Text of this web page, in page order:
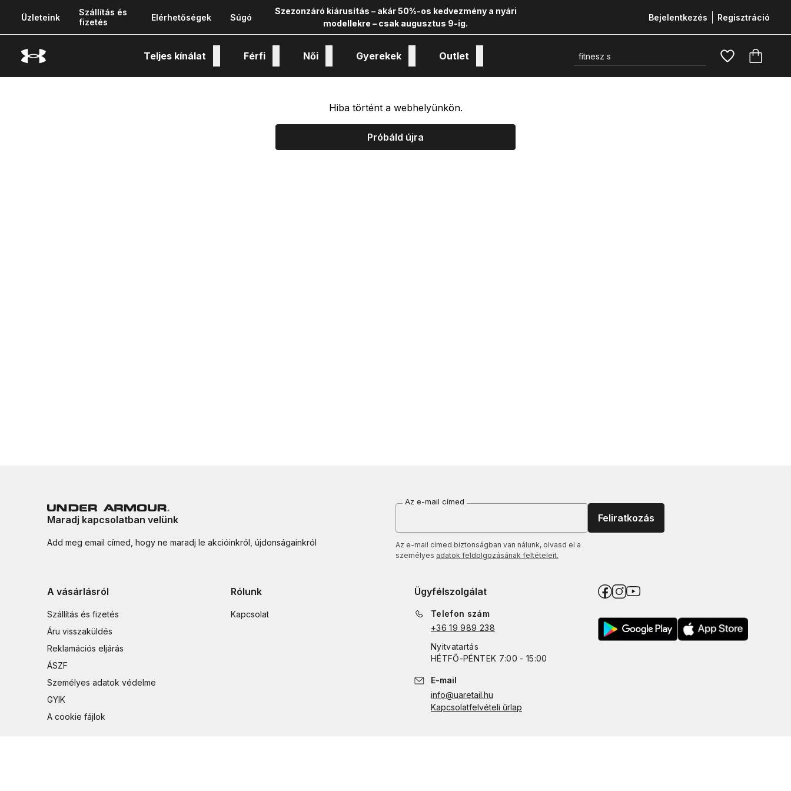
Üzleteink
Szállítás és
fizetés
Elérhetőségek Súgó
Szezonzáró kiárusítás – akár 50%-os kedvezmény a nyári
modellekre – csak augusztus 9-ig.
Bejelentkezés Regisztráció
Teljes kínálat Férfi Női Gyerekek Outlet
Hiba történt a webhelyünkön.
Próbáld újra
Maradj kapcsolatban velünk
Add meg email címed, hogy ne maradj le akcióinkról, újdonságainkról
Az e-mail címed
Feliratkozás
Az e-mail címed biztonságban van nálunk, olvasd el a
személyes adatok feldolgozásának feltételeit.
A vásárlásról
Szállítás és fizetés
Áru visszaküldés
Reklamációs eljárás
ÁSZF
Személyes adatok védelme
GYIK
A cookie fájlok
Rólunk
Kapcsolat
Ügyfélszolgálat
Telefon szám
+36 19 989 238
Nyitvatartás
HÉTFŐ-PÉNTEK 7:00 - 15:00
E-mail
info@uaretail.hu
Kapcsolatfelvételi űrlap